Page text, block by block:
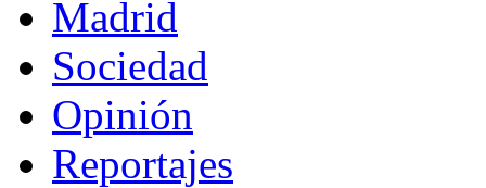
Madrid
Sociedad
Opinión
Reportajes